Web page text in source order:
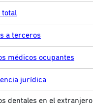
total
a terceros
médicos ocupantes
jurídica
dentales en el extranjero